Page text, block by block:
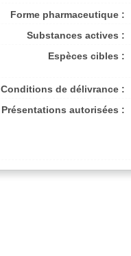
Forme pharmaceutique :
Substances actives :
Espèces cibles :
Conditions de délivrance :
Présentations autorisées :